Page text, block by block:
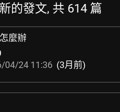
的發文, 共 614 篇
麼辦
04/24 11:36 (3月前)